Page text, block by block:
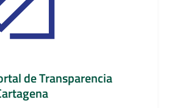
de Transparencia